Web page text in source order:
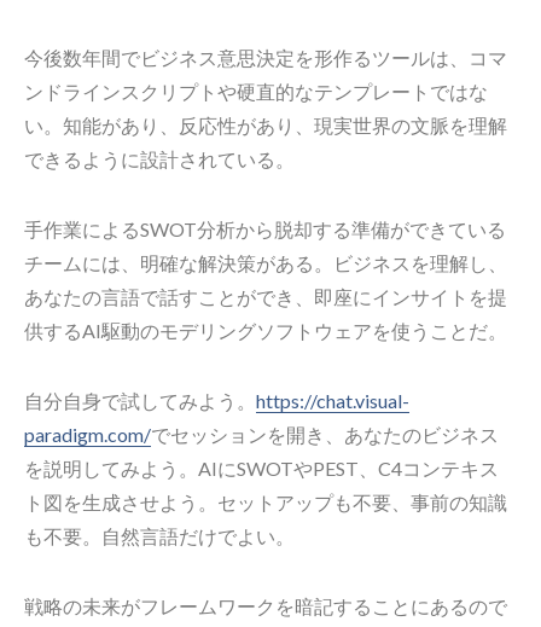
今後数年間でビジネス意思決定を形作るツールは、コマ
ンドラインスクリプトや硬直的なテンプレートではな
い。知能があり、反応性があり、現実世界の文脈を理解
できるように設計されている。
手作業によるSWOT分析から脱却する準備ができている
チームには、明確な解決策がある。ビジネスを理解し、
あなたの言語で話すことができ、即座にインサイトを提
供するAI駆動のモデリングソフトウェアを使うことだ。
自分自身で試してみよう。 https://chat.visual-
paradigm.com/でセッションを開き、あなたのビジネス
を説明してみよう。AIにSWOTやPEST、C4コンテキス
ト図を生成させよう。セットアップも不要、事前の知識
も不要。自然言語だけでよい。
戦略の未来がフレームワークを暗記することにあるので